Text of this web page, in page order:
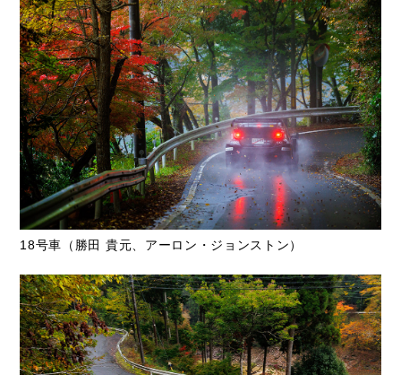
18号車（勝田 貴元、アーロン・ジョンストン）